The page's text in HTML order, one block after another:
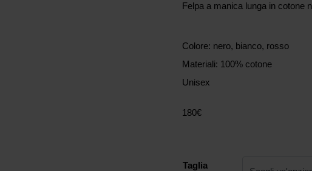
Felpa a manica lunga in cotone
Colore: nero, bianco, rosso
Materiali: 100% cotone
Unisex
180€
Taglia